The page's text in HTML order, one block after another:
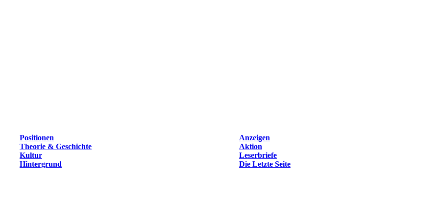
Positionen
Anzeigen
Theorie & Geschichte
Aktion
Kultur
Leserbriefe
Hintergrund Die Letzte Seite